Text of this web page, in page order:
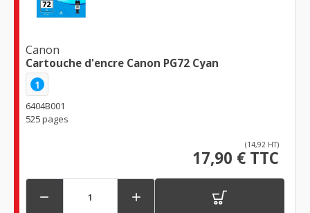
Canon
Cartouche d'encre Canon PG72 Cyan
1
6404B001
525 pages
(14,92 HT)
17,90 € TTC
 